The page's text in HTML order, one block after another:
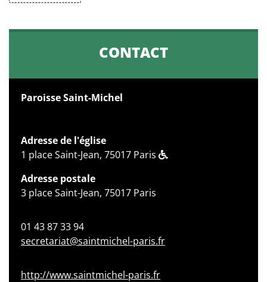
CONTACT
Paroisse Saint-Michel
Adresse de l'église
1 place Saint-Jean, 75017 Paris
Adresse postale
3 place Saint-Jean, 75017 Paris
01 43 87 33 94
secretariat@saintmichel-paris.fr
http://www.saintmichel-paris.fr